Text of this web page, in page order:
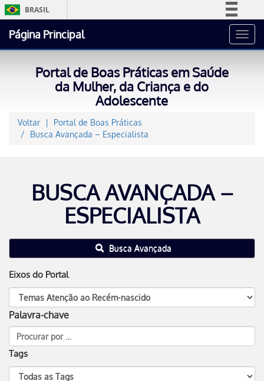
BRASIL
Acesso à informação
Página Principal
Portal de Boas Práticas em Saúde
da Mulher, da Criança e do
Adolescente
Voltar
Portal de Boas Práticas
Busca Avançada – Especialista
BUSCA AVANÇADA –
ESPECIALISTA
Busca Avançada
Eixos do Portal
Palavra-chave
Tags